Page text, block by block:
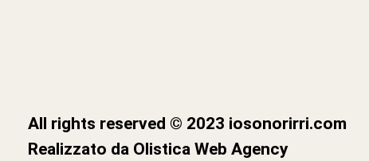
All rights reserved © 2023 iosonorirri.com
Realizzato da Olistica Web Agency